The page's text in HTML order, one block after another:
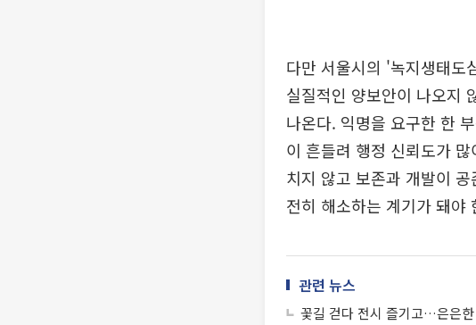
다만 서울시의 '녹지생태도
실질적인 양보안이 나오지
나온다. 익명을 요구한 한
이 흔들려 행정 신뢰도가
치지 않고 보존과 개발이
전히 해소하는 계기가 돼야
관련 뉴스
꽃길 걷다 전시 즐기고…은은